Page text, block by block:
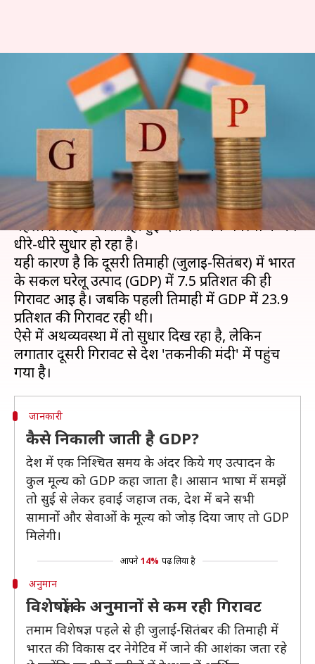
तकनीकी रूप से मंदी में पहुंची
भारतीय अर्थव्यवस्था, GDP में 7.5
प्रतिशत की गिरावट
भारत शर्मा Manoj Panchal Nov 27, 2020 07:28 pm
क्या है खबर?
कोरोना महामारी के कारण वित्तीय वर्ष 2020-21 की
पहली तिमाही में धराशाही हुई देश की अर्थव्यवस्था में अब
धीरे-धीरे सुधार हो रहा है।
यही कारण है कि दूसरी तिमाही (जुलाई-सितंबर) में भारत
के सकल घरेलू उत्पाद (GDP) में 7.5 प्रतिशत की ही
गिरावट आई है। जबकि पहली तिमाही में GDP में 23.9
प्रतिशत की गिरावट रही थी।
ऐसे में अर्थव्यवस्था में तो सुधार दिख रहा है, लेकिन
लगातार दूसरी गिरावट से देश 'तकनीकी मंदी' में पहुंच
जानकारी
कैसे निकाली जाती है GDP?
देश में एक निश्चित समय के अंदर किये गए उत्पादन के
कुल मूल्य को GDP कहा जाता है। आसान भाषा में समझें
तो सुई से लेकर हवाई जहाज तक, देश में बने सभी
सामानों और सेवाओं के मूल्य को जोड़ दिया जाए तो GDP
मिलेगी।
आपने 14% पढ़ लिया है
अनुमान
विशेषज्ञों के अनुमानों से कम रही गिरावट
तमाम विशेषज्ञ पहले से ही जुलाई-सितंबर की तिमाही में
भारत की विकास दर नेगेटिव में जाने की आशंका जता रहे